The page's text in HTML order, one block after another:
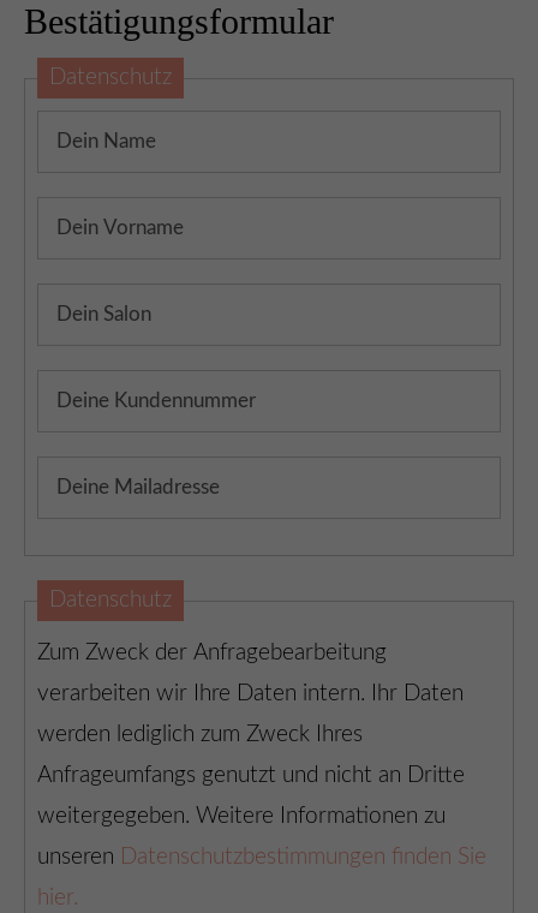
Bestätigungsformular
Datenschutz
Datenschutz
Zum Zweck der Anfragebearbeitung
verarbeiten wir Ihre Daten intern. Ihr Daten
werden lediglich zum Zweck Ihres
Anfrageumfangs genutzt und nicht an Dritte
weitergegeben. Weitere Informationen zu
unseren Datenschutzbestimmungen finden Sie
hier.